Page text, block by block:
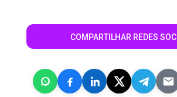
COMPARTILHAR REDES